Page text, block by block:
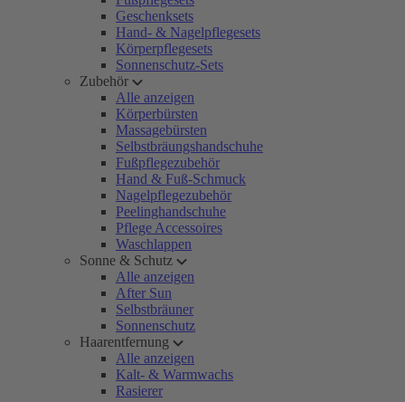
Geschenksets
Hand- & Nagelpflegesets
Körperpflegesets
Sonnenschutz-Sets
Zubehör
Alle anzeigen
Körperbürsten
Massagebürsten
Selbstbräungshandschuhe
Fußpflegezubehör
Hand & Fuß-Schmuck
Nagelpflegezubehör
Peelinghandschuhe
Pflege Accessoires
Waschlappen
Sonne & Schutz
Alle anzeigen
After Sun
Selbstbräuner
Sonnenschutz
Haarentfernung
Alle anzeigen
Kalt- & Warmwachs
Rasierer